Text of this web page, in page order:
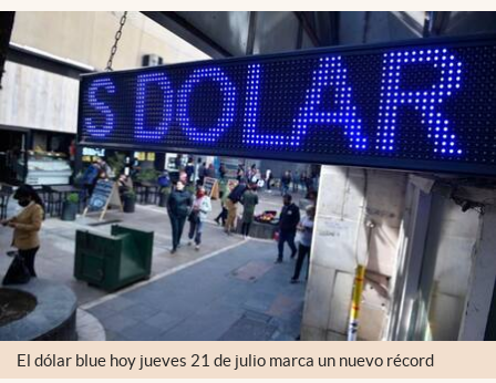
El dólar blue hoy jueves 21 de julio marca un nuevo récord